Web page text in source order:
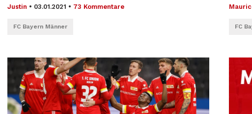
Justin • 03.01.2021 • 73 Kommentare
FC Bayern Männer FC